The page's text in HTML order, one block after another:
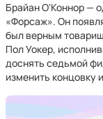
Брайан О'Коннор —
«Форсаж». Он
был верным
Пол Уокер,
доснять седьмой
изменить концовку